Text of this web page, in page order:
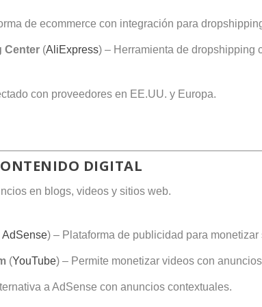
de ecommerce con integración para
Center (AliExpress) – Herramienta de dropshipping
con proveedores en EE.UU. y Europa.
DIGITAL
en blogs, videos y sitios web.
AdSense) – Plataforma de publicidad para
(YouTube) – Permite monetizar videos con
a AdSense con anuncios contextuales.